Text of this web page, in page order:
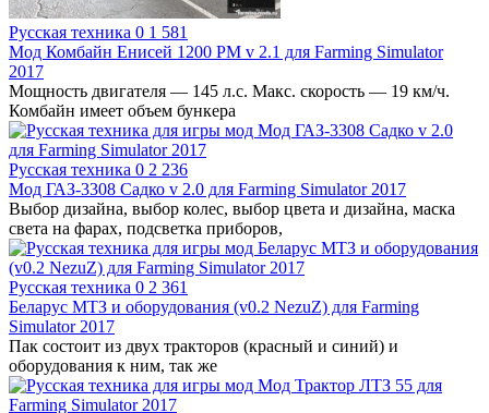
Русская техника 0 1 581
Мод Комбайн Енисей 1200 РМ v 2.1 для Farming Simulator
2017
Мощность двигателя — 145 л.с. Макс. скорость — 19 км/ч.
Комбайн имеет объем бункера
Русская техника 0 2 236
Мод ГАЗ-3308 Садко v 2.0 для Farming Simulator 2017
Выбор дизайна, выбор колес, выбор цвета и дизайна, маска
света на фарах, подсветка приборов,
Русская техника 0 2 361
Беларус МТЗ и оборудования (v0.2 NezuZ) для Farming
Simulator 2017
Пак состоит из двух тракторов (красный и синий) и
оборудования к ним, так же